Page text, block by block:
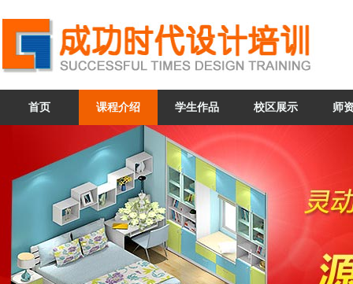
首页 课程介绍 学生作品 校区展示 师